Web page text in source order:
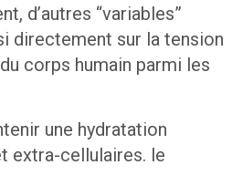
d’autres “variables”
directement sur la tension
corps humain parmi les
une hydratation
extra-cellulaires. le